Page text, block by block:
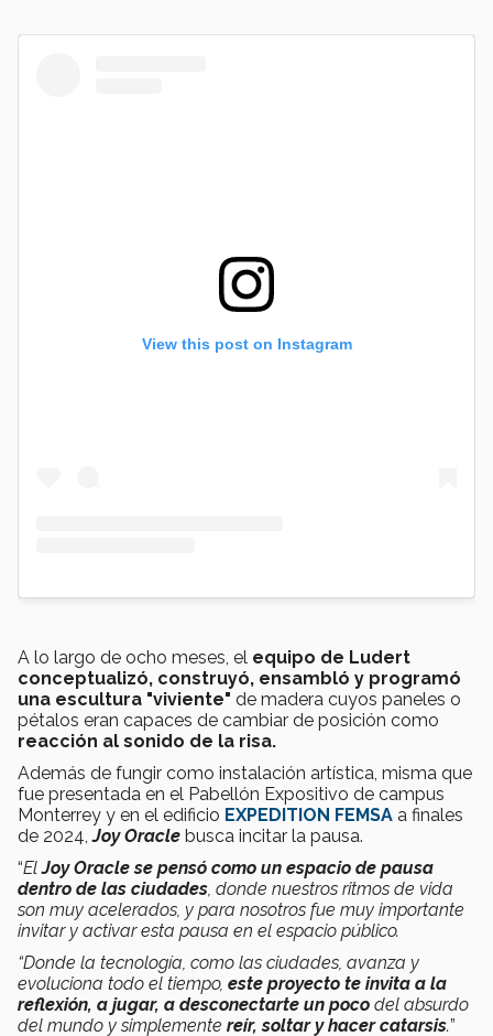
View this post on Instagram
A lo largo de ocho meses, el equipo de Ludert
conceptualizó, construyó, ensambló y programó
una escultura "viviente" de madera cuyos paneles o
pétalos eran capaces de cambiar de posición como
reacción al sonido de la risa.
Además de fungir como instalación artística, misma que
fue presentada en el Pabellón Expositivo de campus
Monterrey y en el edificio EXPEDITION FEMSA a finales
de 2024,Joy Oracle busca incitar la pausa.
“ElJoy Oracle se pensó como un espacio de pausa
dentro de las ciudades, donde nuestros ritmos de vida
son muy acelerados, y para nosotros fue muy importante
invitar y activar esta pausa en el espacio público.
“Donde la tecnología, como las ciudades, avanza y
evoluciona todo el tiempo, este proyecto te invita a la
reflexión, a jugar, a desconectarte un poco del absurdo
del mundo y simplemente reír, soltar y hacer catarsis.”